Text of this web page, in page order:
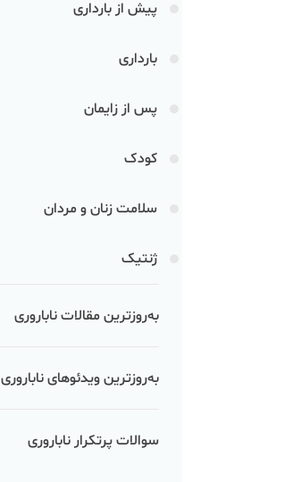
پیش از بارداری
بارداری
پس از زایمان
کودک
سلامت زنان و مردان
ژنتیک
به‌روزترین مقالات ناباروری
به‌روزترین ویدئوهای ناباروری
سوالات پرتکرار ناباروری